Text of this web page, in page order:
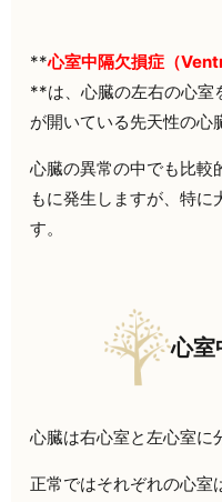
**心室中隔欠損症（
**は、心臓の左右の心室
が開いている先天性の心
心臓の異常の中でも比較
もに発生しますが、特に
す。
心室
心臓は右心室と左心室に
正常ではそれぞれの心室